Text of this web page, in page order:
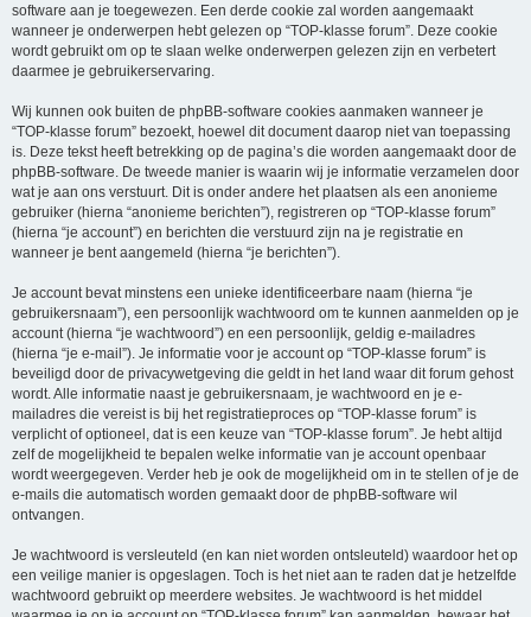
software aan je toegewezen. Een derde cookie zal worden aangemaakt
wanneer je onderwerpen hebt gelezen op “TOP-klasse forum”. Deze cookie
wordt gebruikt om op te slaan welke onderwerpen gelezen zijn en verbetert
daarmee je gebruikerservaring.
Wij kunnen ook buiten de phpBB-software cookies aanmaken wanneer je
“TOP-klasse forum” bezoekt, hoewel dit document daarop niet van toepassing
is. Deze tekst heeft betrekking op de pagina’s die worden aangemaakt door de
phpBB-software. De tweede manier is waarin wij je informatie verzamelen door
wat je aan ons verstuurt. Dit is onder andere het plaatsen als een anonieme
gebruiker (hierna “anonieme berichten”), registreren op “TOP-klasse forum”
(hierna “je account”) en berichten die verstuurd zijn na je registratie en
wanneer je bent aangemeld (hierna “je berichten”).
Je account bevat minstens een unieke identificeerbare naam (hierna “je
gebruikersnaam”), een persoonlijk wachtwoord om te kunnen aanmelden op je
account (hierna “je wachtwoord”) en een persoonlijk, geldig e-mailadres
(hierna “je e-mail”). Je informatie voor je account op “TOP-klasse forum” is
beveiligd door de privacywetgeving die geldt in het land waar dit forum gehost
wordt. Alle informatie naast je gebruikersnaam, je wachtwoord en je e-
mailadres die vereist is bij het registratieproces op “TOP-klasse forum” is
verplicht of optioneel, dat is een keuze van “TOP-klasse forum”. Je hebt altijd
zelf de mogelijkheid te bepalen welke informatie van je account openbaar
wordt weergegeven. Verder heb je ook de mogelijkheid om in te stellen of je de
e-mails die automatisch worden gemaakt door de phpBB-software wil
ontvangen.
Je wachtwoord is versleuteld (en kan niet worden ontsleuteld) waardoor het op
een veilige manier is opgeslagen. Toch is het niet aan te raden dat je hetzelfde
wachtwoord gebruikt op meerdere websites. Je wachtwoord is het middel